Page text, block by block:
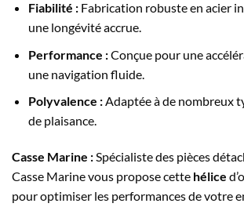
Fiabilité :Fabrication robuste en acier
une longévité accrue.
Performance :Conçue pour une
une navigation fluide.
Polyvalence :Adaptée à de nombreux
de plaisance.
Casse Marine :Spécialiste des pièces
Casse Marine vous propose cette hélice
pour optimiser les performances de votre